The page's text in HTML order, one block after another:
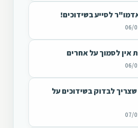
לסייע בשידוכים!
אין לסמוך על אחרים
לבדוק בשידוכים על